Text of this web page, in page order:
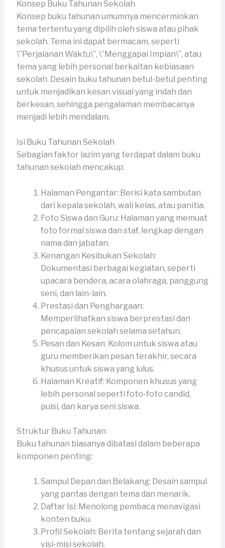
Konsep Buku Tahunan Sekolah
Konsep buku tahunan umumnya mencerminkan
tema tertentu yang dipilih oleh siswa atau pihak
sekolah. Tema ini dapat bermacam, seperti
\”Perjalanan Waktu\”, \”Menggapai Impian\”, atau
tema yang lebih personal berkaitan kebiasaan
sekolah. Desain buku tahunan betul-betul penting
untuk menjadikan kesan visual yang indah dan
berkesan, sehingga pengalaman membacanya
menjadi lebih mendalam.
Isi Buku Tahunan Sekolah
Sebagian faktor lazim yang terdapat dalam buku
tahunan sekolah mencakup:
Halaman Pengantar: Berisi kata sambutan
dari kepala sekolah, wali kelas, atau panitia.
Foto Siswa dan Guru: Halaman yang memuat
foto formal siswa dan staf, lengkap dengan
nama dan jabatan.
Kenangan Kesibukan Sekolah:
Dokumentasi berbagai kegiatan, seperti
upacara bendera, acara olahraga, panggung
seni, dan lain-lain.
Prestasi dan Penghargaan:
Memperlihatkan siswa berprestasi dan
pencapaian sekolah selama setahun.
Pesan dan Kesan: Kolom untuk siswa atau
guru memberikan pesan terakhir, secara
khusus untuk siswa yang lulus.
Halaman Kreatif: Komponen khusus yang
lebih personal seperti foto-foto candid,
puisi, dan karya seni siswa.
Struktur Buku Tahunan
Buku tahunan biasanya dibatasi dalam beberapa
komponen penting:
Sampul Depan dan Belakang: Desain sampul
yang pantas dengan tema dan menarik.
Daftar Isi: Menolong pembaca menavigasi
konten buku.
Profil Sekolah: Berita tentang sejarah dan
visi-misi sekolah.